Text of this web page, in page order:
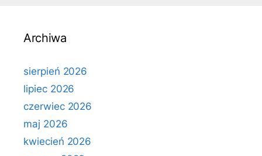
Archiwa
sierpień 2026
lipiec 2026
czerwiec 2026
maj 2026
kwiecień 2026